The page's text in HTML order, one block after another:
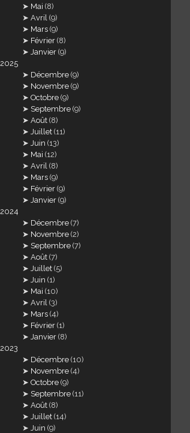
Mai (8)
Avril (9)
Mars (9)
Février (8)
Janvier (9)
2025
Décembre (9)
Novembre (9)
Octobre (9)
Septembre (9)
Août (8)
Juillet (11)
Juin (13)
Mai (12)
Avril (8)
Mars (9)
Février (9)
Janvier (9)
2024
Décembre (7)
Novembre (2)
Septembre (7)
Août (7)
Juillet (5)
Juin (1)
Mai (10)
Avril (3)
Mars (4)
Février (1)
Janvier (8)
2023
Décembre (10)
Novembre (4)
Octobre (9)
Septembre (11)
Août (8)
Juillet (14)
Juin (9)